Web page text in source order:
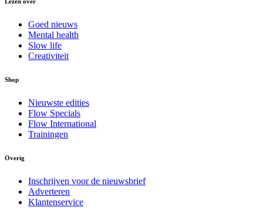
Goed nieuws
Mental health
Slow life
Creativiteit
Shop
Nieuwste edities
Flow Specials
Flow International
Trainingen
Overig
Inschrijven voor de nieuwsbrief
Adverteren
Klantenservice